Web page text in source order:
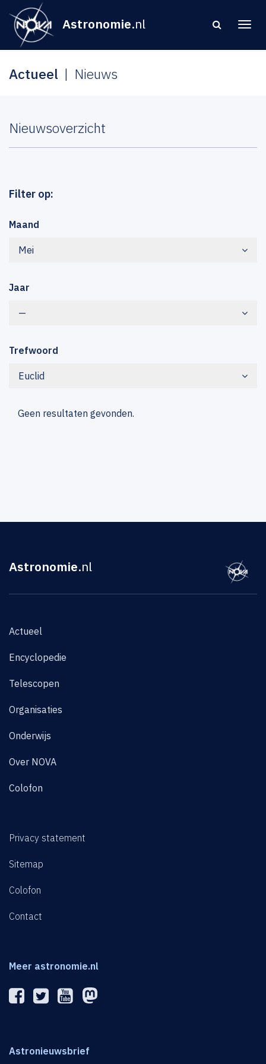
Astronomie.nl
Actueel Nieuws
Nieuwsoverzicht
Filter op:
Maand
Mei
Jaar
—
Trefwoord
Euclid
Geen resultaten gevonden.
Astronomie.nl
Actueel
Encyclopedie
Telescopen
Organisaties
Onderwijs
Over NOVA
Colofon
Privacy statement
Sitemap
Colofon
Contact
Meer astronomie.nl
Astronieuwsbrief